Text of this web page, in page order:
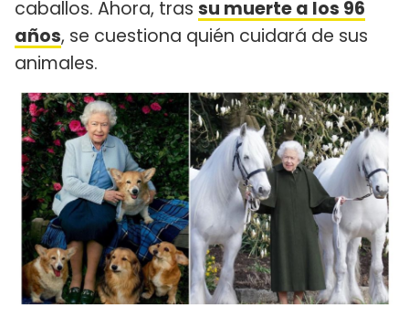
caballos. Ahora, tras su muerte a los 96
años, se cuestiona quién cuidará de sus
animales.